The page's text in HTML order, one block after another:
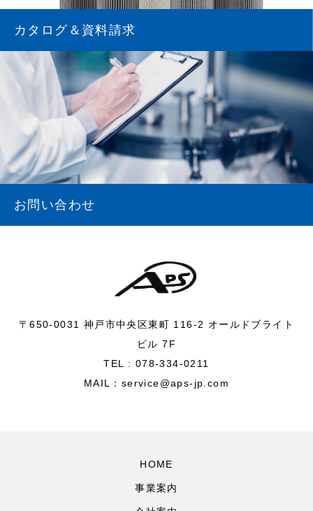
カタログ＆資料請求
お問い合わせ
〒650-0031 神戸市中央区東町 116-2 オールドブライト
ビル 7F
TEL : 078-334-0211
MAIL：service@aps-jp.com
HOME
事業案内